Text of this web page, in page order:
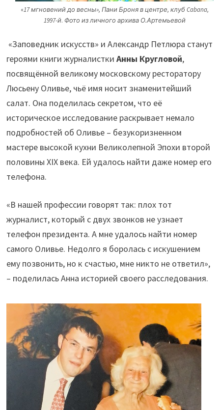
«17 мгновений до весны», Пани Броня в центре, клуб Cabana,
1997-й. Фото из личного архива О.Артемьевой
«Заповедник искусств» и Александр Петлюра станут
героями книги журналистки Анны Кругловой,
посвящённой великому московскому ресторатору
Люсьену Оливье, чьё имя носит знаменитейший
салат. Она поделилась секретом, что её
историческое исследование раскрывает немало
подробностей об Оливье – безукоризненном
мастере высокой кухни Великолепной Эпохи второй
половины XIX века. Ей удалось найти даже номер его
телефона.
«В нашей профессии говорят так: плох тот
журналист, который с двух звонков не узнает
телефон президента. А мне удалось найти номер
самого Оливье. Недолго я боролась с искушением
ему позвонить, но к счастью, мне никто не ответил»,
– поделилась Анна историей своего расследования.